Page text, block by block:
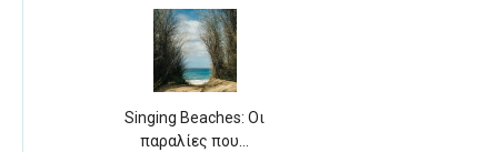
Singing Beaches: Οι
παραλίες που…